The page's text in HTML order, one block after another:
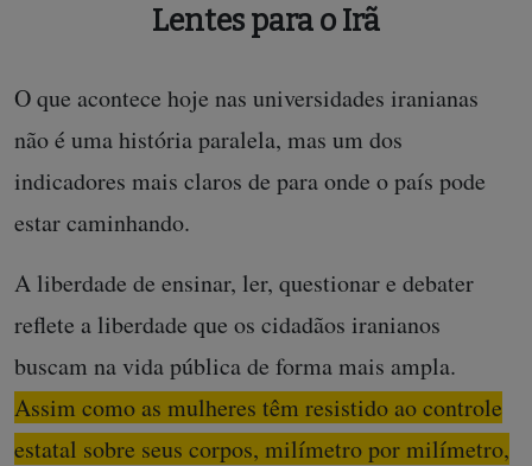
Lentes para o Irã
O que acontece hoje nas universidades iranianas
não é uma história paralela, mas um dos
indicadores mais claros de para onde o país pode
estar caminhando.
A liberdade de ensinar, ler, questionar e debater
reflete a liberdade que os cidadãos iranianos
buscam na vida pública de forma mais ampla.
Assim como as mulheres têm resistido ao controle
estatal sobre seus corpos, milímetro por milímetro,